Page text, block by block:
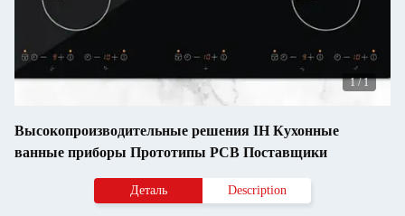
1/1
Высокопроизводительные решения IH Кухонные
ванные приборы Прототипы PCB Поставщики
Деталь Description